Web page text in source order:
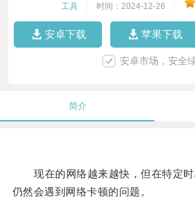
工具 时间：2024-12-26
安卓下载 苹果下载
安卓市场，安全
简介
现在的网络越来越快，但在特定时
仍然会遇到网络卡顿的问题。